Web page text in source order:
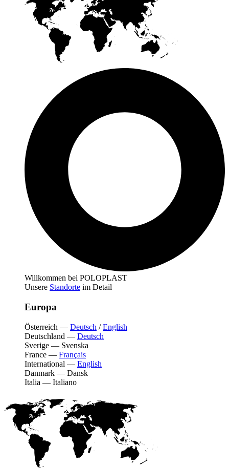
Willkommen bei POLOPLAST
Unsere Standorte im Detail
Europa
Österreich — Deutsch /English
Deutschland — Deutsch
Sverige — Svenska
France — Français
International — English
Danmark — Dansk
Italia — Italiano